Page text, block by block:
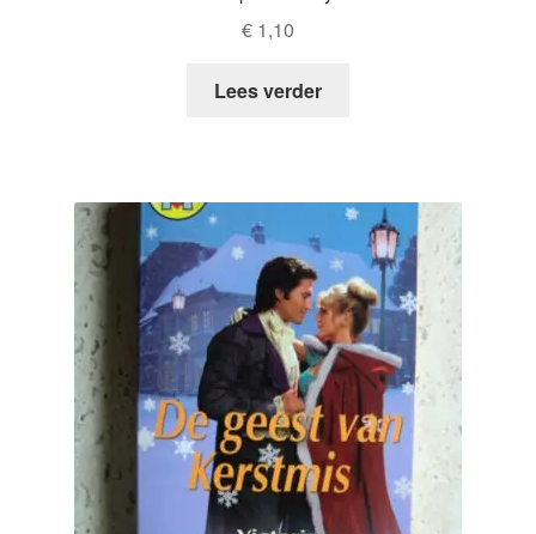
€ 1,10
Lees verder